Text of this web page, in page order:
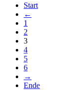
Start
←
1
2
3
4
5
6
→
Ende